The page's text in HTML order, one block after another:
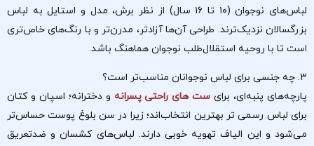
لباس‌های نوجوان (۱۰ تا ۱۶ سال) از نظر برش، مدل و استایل به لباس
بزرگسالان نزدیک‌ترند. طراحی آن‌ها آزادتر، مدرن‌تر و با رنگ‌های خاص‌تری
است تا با روحیه استقلال‌طلب نوجوان هماهنگ باشد.
۳. چه جنسی برای لباس نوجوانان مناسب‌تر است؟
پارچه‌های پنبه‌ای، برای ست های راحتی پسرانه و دخترانه؛ اسپان و کتان
برای لباس رسمی تر بهترین انتخاب‌اند؛ زیرا در سن بلوغ پوست حساس‌تر
می‌شود و این الیاف تهویه خوبی دارند. لباس‌های کشسان و ضدتعریق